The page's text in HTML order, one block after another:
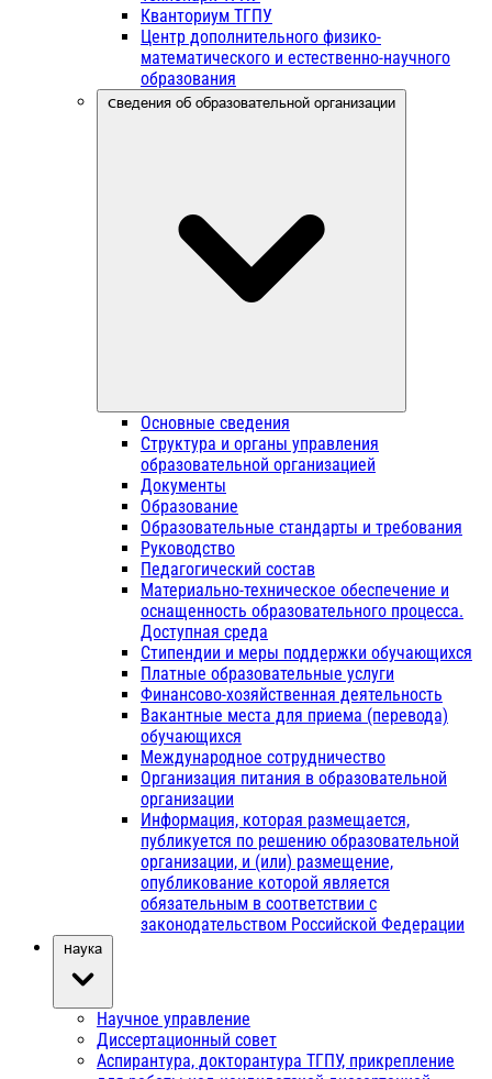
Кванториум ТГПУ
Центр дополнительного физико-
математического и естественно-научного
образования
Сведения об образовательной организации
Основные сведения
Структура и органы управления
образовательной организацией
Документы
Образование
Образовательные стандарты и требования
Руководство
Педагогический состав
Материально-техническое обеспечение и
оснащенность образовательного процесса.
Доступная среда
Стипендии и меры поддержки обучающихся
Платные образовательные услуги
Финансово-хозяйственная деятельность
Вакантные места для приема (перевода)
обучающихся
Международное сотрудничество
Организация питания в образовательной
организации
Информация, которая размещается,
публикуется по решению образовательной
организации, и (или) размещение,
опубликование которой является
обязательным в соответствии с
законодательством Российской Федерации
Наука
Научное управление
Диссертационный совет
Аспирантура, докторантура ТГПУ, прикрепление